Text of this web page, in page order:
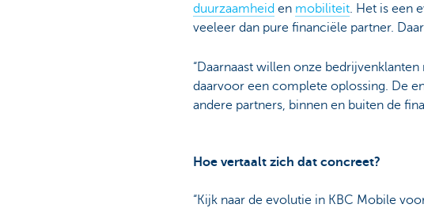
duurzaamheid en mobiliteit . Het is een
veeleer dan pure financiële partner.
“Daarnaast willen onze
daarvoor een complete oplossing. De
andere partners, binnen en buiten de
Hoe vertaalt zich dat concreet?
“Kijk naar de evolutie in KBC Mobile